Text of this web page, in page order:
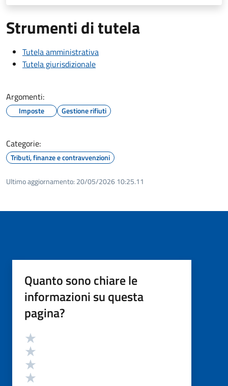
Strumenti di tutela
Tutela amministrativa
Tutela giurisdizionale
Argomenti:
Imposte Gestione rifiuti
Categorie:
Tributi, finanze e contravvenzioni
Ultimo aggiornamento: 20/05/2026 10:25.11
Quanto sono chiare le
informazioni su questa
pagina?
Valutazione